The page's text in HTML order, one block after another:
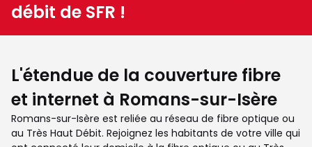
débit de SFR !
L'étendue de la couverture fibre
et internet à Romans-sur-Isère
Romans-sur-Isère est reliée au réseau de fibre optique ou
au Très Haut Débit. Rejoignez les habitants de votre ville qui